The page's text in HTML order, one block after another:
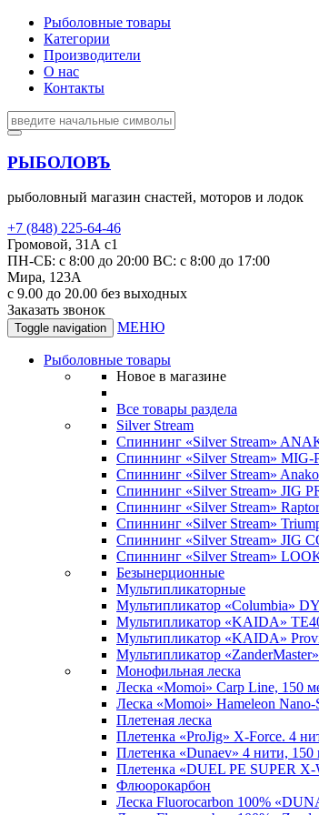
Рыболовные товары
Категории
Производители
О нас
Контакты
РЫБОЛОВЪ
рыболовный магазин снастей, моторов и лодок
+7 (848) 225-64-46
Громовой, 31А с1
ПН-СБ: с 8:00 до 20:00 ВС: с 8:00 до 17:00
Мира, 123А
с 9.00 до 20.00 без выходных
Заказать звонок
Toggle navigation МЕНЮ
Рыболовные товары
Новое в магазине
Все товары раздела
Silver Stream
Спиннинг «Silver Stream»
Спиннинг «Silver Stream» MIG-
Спиннинг «Silver Stream»
Спиннинг «Silver Stream» JIG
Спиннинг «Silver Stream»
Спиннинг «Silver Stream»
Спиннинг «Silver Stream» JIG
Спиннинг «Silver Stream»
Безынерционные
Мультипликаторные
Мультипликатор «Columbia»
Мультипликатор «KAIDA»
Мультипликатор «KAIDA»
Мультипликатор
Монофильная леска
Леска «Momoi» Carp Line, 150
Леска «Momoi» Hameleon Nano-
Плетеная леска
Плетенка «ProJig» X-Force. 4
Плетенка «Dunaev» 4 нити, 150
Плетенка «DUEL PE SUPER
Флюорокарбон
Леска Fluorocarbon 100%